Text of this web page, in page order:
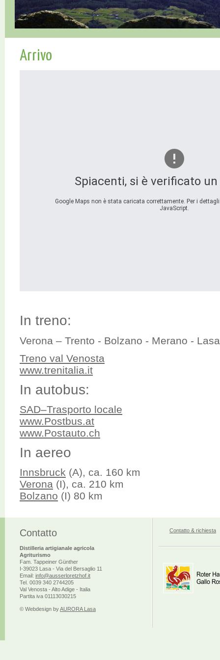
Arrivo
Spiacenti, si è verificato
Google Maps non è stata caricata correttamente. Per i
JavaScript.
In treno:
Verona – Trento - Bolzano - Merano - Lasa
Treno val Venosta
www.trenitalia.it
In autobus:
SAD–Trasporto locale
www.Postbus.at
www.Postauto.ch
In aereo
Innsbruck (A), ca. 160 km
Verona (I), ca. 210 km
Bolzano (I) 80 km
Contatto
Distilleria artigianale agricola
Agriturismo
Fam. Tappeiner Günther
I-39023 Lasa - Via del Bersaglio 11
Email: info@ausserloretzhof.it
Tel. 0039 340 2744205
Val Venosta - Alto Adige - Italia
Partita iva 01113030215
© Webdesign byAURORA Lasa
Contatto & richiesta